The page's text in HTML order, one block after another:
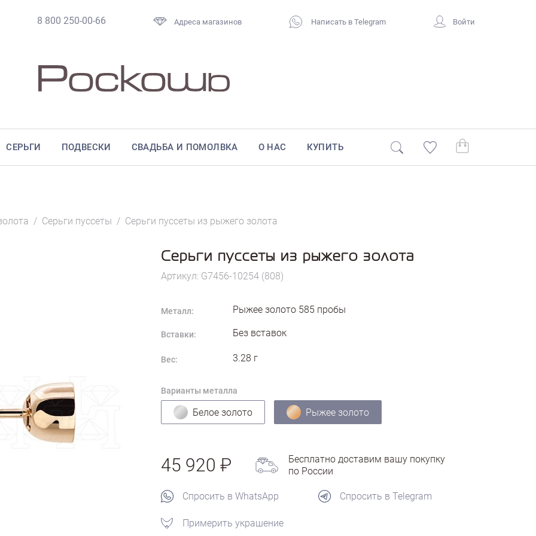
8 800 250-00-66 Адреса магазинов Написать в Telegram Войти
СЕРЬГИ ПОДВЕСКИ СВАДЬБА И ПОМОЛВКА О НАС КУПИТЬ
/ Серьги пуссеты / Серьги пуссеты из рыжего золота
Серьги пуссеты из рыжего золота
Артикул: G7456-10254 (808)
Металл: Рыжее золото 585 пробы
Вставки: Без вставок
Вес: 3.28 г
Варианты металла
Белое золото Рыжее золото
45 920
Бесплатно доставим вашу покупку
по России
Спросить в WhatsApp Спросить в Telegram
Примерить украшение